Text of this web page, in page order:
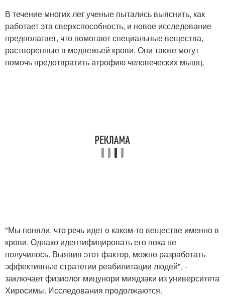
В течение многих лет ученые пытались выяснить, как
работает эта сверхспособность, и новое исследование
предполагает, что помогают специальные вещества,
растворенные в медвежьей крови. Они также могут
помочь предотвратить атрофию человеческих мышц.
"Мы поняли, что речь идет о каком-то веществе именно в
крови. Однако идентифицировать его пока не
получилось. Выявив этот фактор, можно разработать
эффективные стратегии реабилитации людей", -
заключает физиолог мицунори миядзаки из университета
Хиросимы. Исследования продолжаются.